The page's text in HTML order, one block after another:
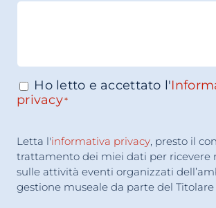
Consenso*
Ho letto e accettato l'
privacy*
Consenso*
Letta l'informativa privacy, presto il
trattamento dei miei dati per ricevere
sulle attività eventi organizzati
gestione museale da parte del Titolare